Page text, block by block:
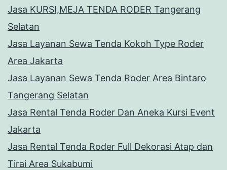
Jasa KURSI,MEJA TENDA RODER Tangerang
Selatan
Jasa Layanan Sewa Tenda Kokoh Type Roder
Area Jakarta
Jasa Layanan Sewa Tenda Roder Area Bintaro
Tangerang Selatan
Jasa Rental Tenda Roder Dan Aneka Kursi Event
Jakarta
Jasa Rental Tenda Roder Full Dekorasi Atap dan
Tirai Area Sukabumi